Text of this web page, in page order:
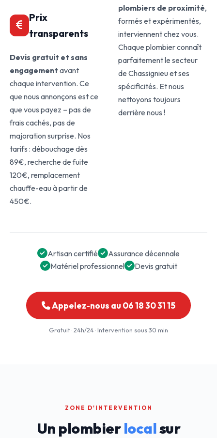
Prix
transparents
Devis gratuit et sans
engagement avant
chaque intervention. Ce
que nous annonçons est ce
que vous payez – pas de
frais cachés, pas de
majoration surprise. Nos
tarifs : débouchage dès
89€, recherche de fuite
120€, remplacement
chauffe-eau à partir de
450€.
plombiers de proximité,
formés et expérimentés,
interviennent chez vous.
Chaque plombier connaît
parfaitement le secteur
de Chassignieu et ses
spécificités. Et nous
nettoyons toujours
derrière nous !
Artisan certifié
Assurance décennale
Matériel professionnel
Devis gratuit
Appelez-nous au 06 18 30 31 15
Gratuit · 24h/24 · Intervention sous 30 min
ZONE D'INTERVENTION
Un plombierlocalsur